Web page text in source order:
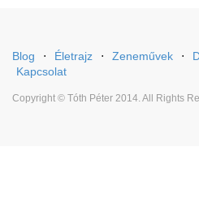
Blog ⋅ Életrajz ⋅ Zeneművek ⋅
Kapcsolat
Copyright © Tóth Péter 2014. All Rights